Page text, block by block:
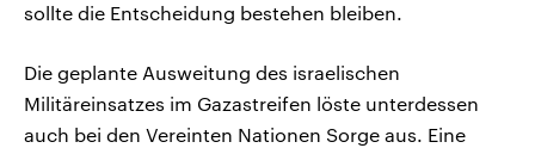
sollte die Entscheidung bestehen bleiben.
Die geplante Ausweitung des israelischen
Militäreinsatzes im Gazastreifen löste unterdessen
auch bei den Vereinten Nationen Sorge aus. Eine